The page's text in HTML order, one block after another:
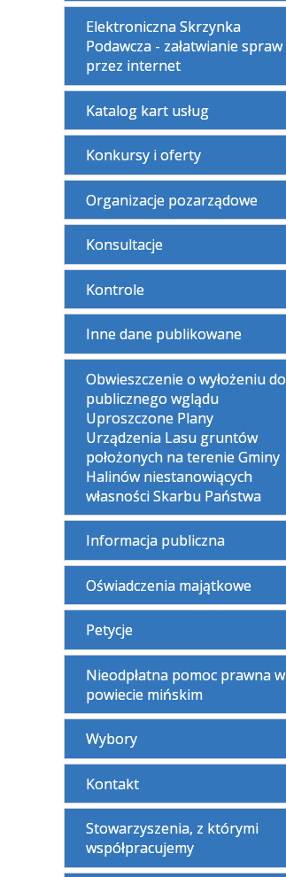
Elektroniczna Skrzynka
Podawcza - załatwianie spraw
przez internet
Katalog kart usług
Konkursy i oferty
Organizacje pozarządowe
Konsultacje
Kontrole
Inne dane publikowane
Obwieszczenie o wyłożeniu do
publicznego wglądu
Uproszczone Plany
Urządzenia Lasu gruntów
położonych na terenie Gminy
Halinów niestanowiących
własności Skarbu Państwa
Informacja publiczna
Oświadczenia majątkowe
Petycje
Nieodpłatna pomoc prawna w
powiecie mińskim
Wybory
Kontakt
Stowarzyszenia, z którymi
współpracujemy